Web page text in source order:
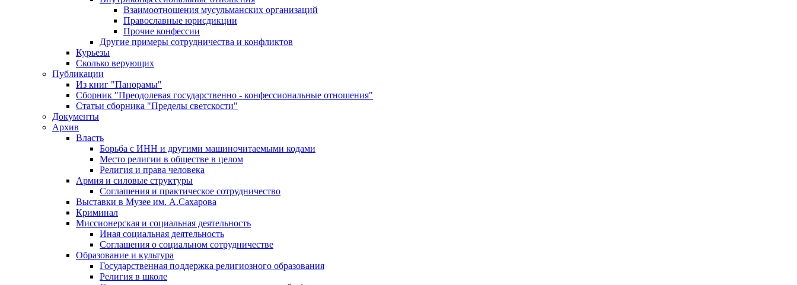
Взаимоотношения мусульманских организаций
Православные юрисдикции
Прочие конфессии
Другие примеры сотрудничества и конфликтов
Курьезы
Сколько верующих
Публикации
Из книг "Панорамы"
Сборник "Преодолевая государственно - конфессиональные отношения"
Статьи сборника "Пределы светскости"
Документы
Архив
Власть
Борьба с ИНН и другими машиночитаемыми кодами
Место религии в обществе в целом
Религия и права человека
Армия и силовые структуры
Соглашения и практическое сотрудничество
Выставки в Музее им. А.Сахарова
Криминал
Миссионерская и социальная деятельность
Иная социальная деятельность
Соглашения о социальном сотрудничестве
Образование и культура
Государственная поддержка религиозного образования
Религия в школе